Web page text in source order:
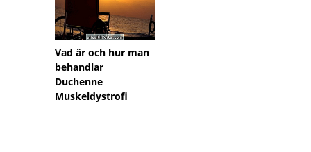
Vad är och hur man
behandlar
Duchenne
Muskeldystrofi